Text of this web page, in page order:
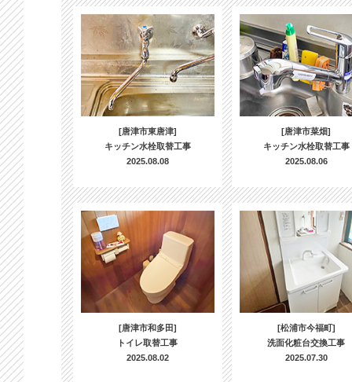
[唐津市東唐津]
キッチン水栓取替工事
2025.08.08
[唐津市菜畑]
キッチン水栓取替工事
2025.08.06
[唐津市和多田]
トイレ取替工事
2025.08.02
[松浦市今福町]
洗面化粧台交換工事
2025.07.30